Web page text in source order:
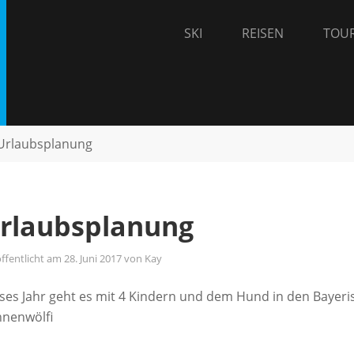
SKI REISEN
am 28. Juni 2017von Kay
Jahr geht es mit 4 Kindern und dem Hund in den